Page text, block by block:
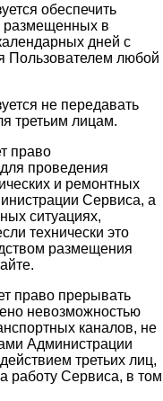
обеспечить
размещенных в
дней с
Пользователем любой
не передавать
третьим лицам.
право
проведения
и ремонтных
Сервиса, а
ситуациях,
технически это
размещения
право прерывать
невозможностью
каналов, не
Администрации
третьих лиц,
работу Сервиса, в том